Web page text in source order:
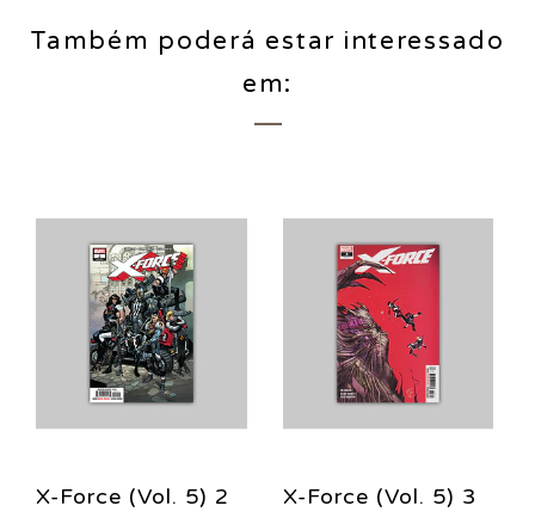
Também poderá estar interessado
em:
X-Force (Vol. 5) 2
X-Force (Vol. 5) 3